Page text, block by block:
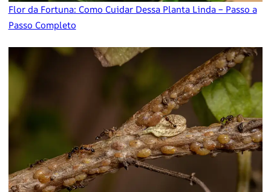
Flor da Fortuna: Como Cuidar Dessa Planta Linda – Passo a
Passo Completo